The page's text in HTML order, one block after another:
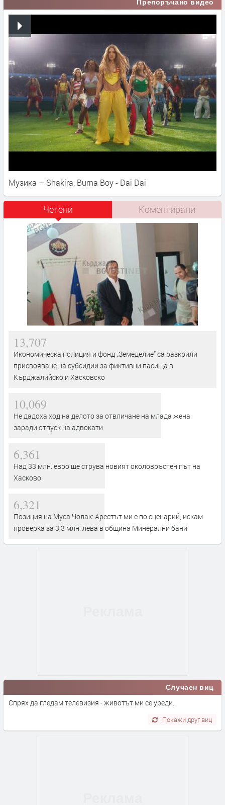
Препоръчано видео
Музика – Shakira, Burna Boy - Dai Dai
Четени Коментирани
13,707
Икономическа полиция и фонд „Земеделие“ са разкрили
присвояване на субсидии за фиктивни пасища в
Кърджалийско и Хасковско
10,069
Не дадоха ход на делото за отвличане на млада жена
заради отпуск на адвокати
6,361
Над 33 млн. евро ще струва новият околовръстен път на
Хасково
6,321
Позиция на Муса Чолак: Арестът ми е по сценарий, искам
проверка за 3,3 млн. лева в община Минерални бани
Случаен виц
Спрях да гледам телевизия - животът ми се уреди.
Покажи друг виц